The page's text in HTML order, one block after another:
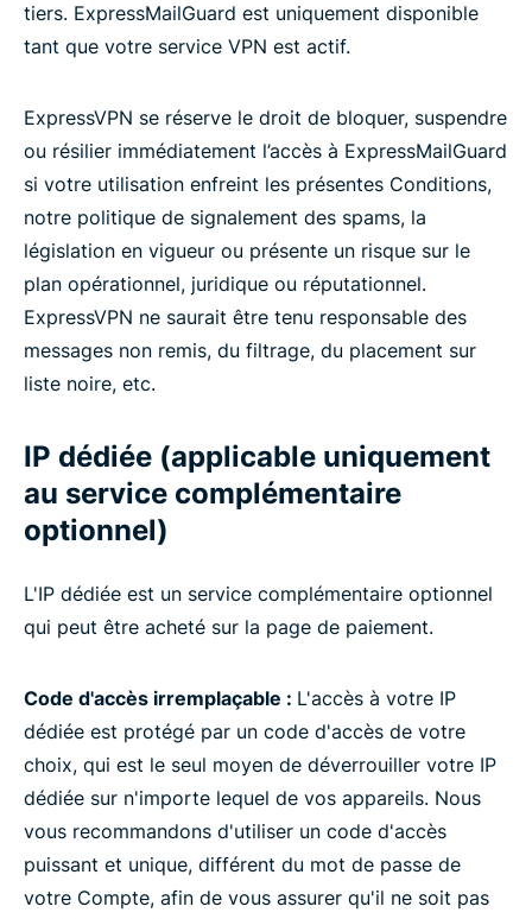
tiers. ExpressMailGuard est uniquement disponible
tant que votre service VPN est actif.
ExpressVPN se réserve le droit de bloquer, suspendre
ou résilier immédiatement l’accès à ExpressMailGuard
si votre utilisation enfreint les présentes Conditions,
notre politique de signalement des spams, la
législation en vigueur ou présente un risque sur le
plan opérationnel, juridique ou réputationnel.
ExpressVPN ne saurait être tenu responsable des
messages non remis, du filtrage, du placement sur
liste noire, etc.
IP dédiée (applicable uniquement
au service complémentaire
optionnel)
L'IP dédiée est un service complémentaire optionnel
qui peut être acheté sur la page de paiement.
Code d'accès irremplaçable : L'accès à votre IP
dédiée est protégé par un code d'accès de votre
choix, qui est le seul moyen de déverrouiller votre IP
dédiée sur n'importe lequel de vos appareils. Nous
vous recommandons d'utiliser un code d'accès
puissant et unique, différent du mot de passe de
votre Compte, afin de vous assurer qu'il ne soit pas